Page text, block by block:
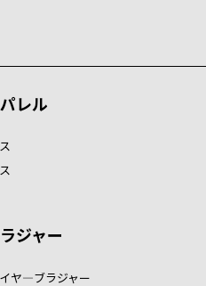
レル
ジャー
ヤ―ブラジャー